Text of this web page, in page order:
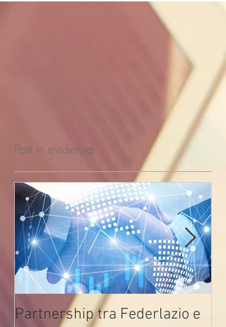
Post in evidenza
Partnership tra Federlazio e